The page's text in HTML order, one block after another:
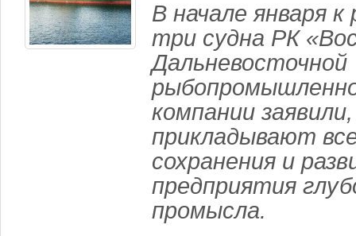
В начале января
три судна РК
Дальневосточной
компании
прикладывают
сохранения и
предприятия
промысла.